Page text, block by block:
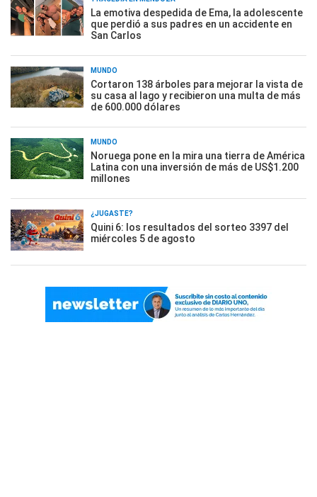
La emotiva despedida de Ema, la adolescente
que perdió a sus padres en un accidente en
San Carlos
MUNDO
Cortaron 138 árboles para mejorar la vista de
su casa al lago y recibieron una multa de más
de 600.000 dólares
MUNDO
Noruega pone en la mira una tierra de América
Latina con una inversión de más de US$1.200
millones
¿JUGASTE?
Quini 6: los resultados del sorteo 3397 del
miércoles 5 de agosto